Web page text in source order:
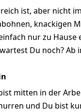
ist, aber nicht
knackigen
nur zu
Du noch?
mitten in der
und Du bist